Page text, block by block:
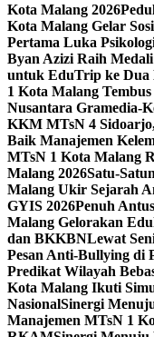
Kota Malang 2026
Kota Malang Gelar
Pertama Luka
Byan Azizi Raih
untuk EduTrip ke Dua
1 Kota Malang
Nusantara Gramedia-
KKM MTsN 4
Baik Manajemen
MTsN 1 Kota Malang
Malang 2026Satu-
Malang Ukir Sejarah
GYIS 2026Penuh
Malang Gelorakan
dan BKKBNLewat
Pesan Anti-Bullying di
Predikat Wilayah
Kota Malang Ikuti
NasionalSinergi
Manajemen MTsN 1